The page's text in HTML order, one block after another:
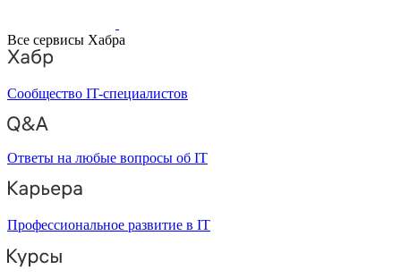
Все сервисы Хабра
Сообщество IT-специалистов
Ответы на любые вопросы об IT
Профессиональное развитие в IT